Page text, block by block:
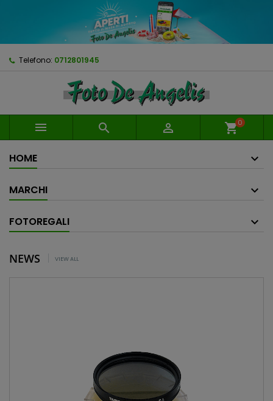
Telefono: 0712801945
   shopping_cart0
HOME
MARCHI
FOTOREGALI
NEWS VIEW ALL